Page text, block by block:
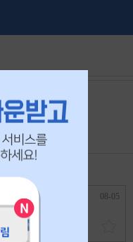
에 마감되었습니다.
08-05